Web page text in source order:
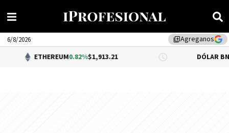
library_addAgreganos
6/8/2026
0.82%$1,913.21 DÓLAR BNA 0.34%